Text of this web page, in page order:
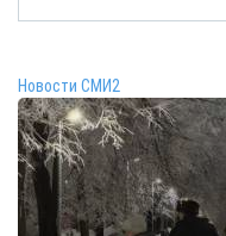
Новости СМИ2